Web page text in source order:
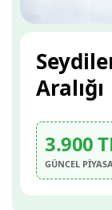
Aralığı
3.900
GÜNCEL